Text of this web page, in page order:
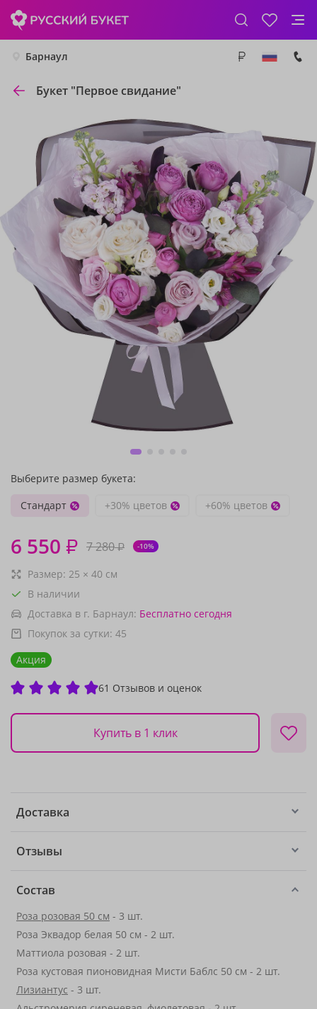
Барнаул
Букет "Первое свидание"
Выберите размер букета:
Стандарт
+30% цветов +60% цветов
6 550 ₽ 7 280₽ -10%
Размер: 25 × 40 см
В наличии
Доставка в г. Барнаул: Бесплатно сегодня
Покупок за сутки: 45
Акция
61 Отзывов и оценок
Купить в 1 клик
Доставка
Отзывы
Состав
Роза розовая 50 см - 3 шт.
Роза Эквадор белая 50 см - 2 шт.
Маттиола розовая - 2 шт.
Роза кустовая пионовидная Мисти Баблс 50 см - 2 шт.
Лизиантус - 3 шт.